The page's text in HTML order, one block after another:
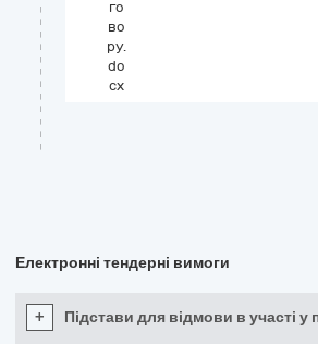
го
во
ру.
do
cx
Електронні тендерні вимоги
+ Підстави для відмови в участі у